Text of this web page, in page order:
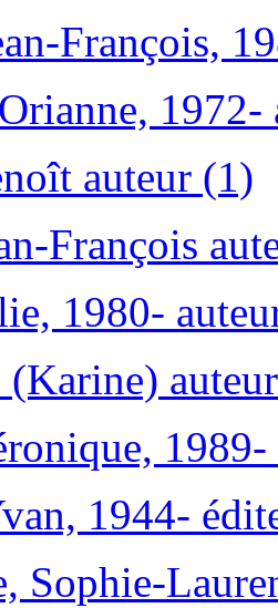
François,
1972-
auteur (1)
François
1980-
1944-
Sophie-